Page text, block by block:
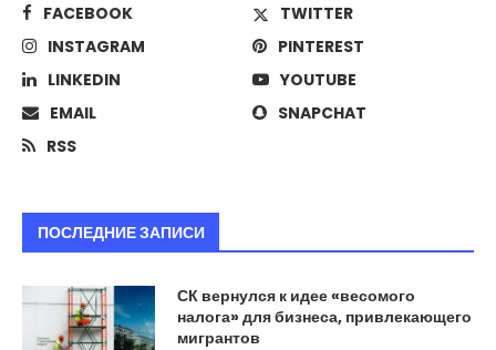
FACEBOOK
TWITTER
INSTAGRAM
PINTEREST
LINKEDIN
YOUTUBE
EMAIL
SNAPCHAT
RSS
ПОСЛЕДНИЕ ЗАПИСИ
СК вернулся к идее «весомого
налога» для бизнеса, привлекающего
мигрантов